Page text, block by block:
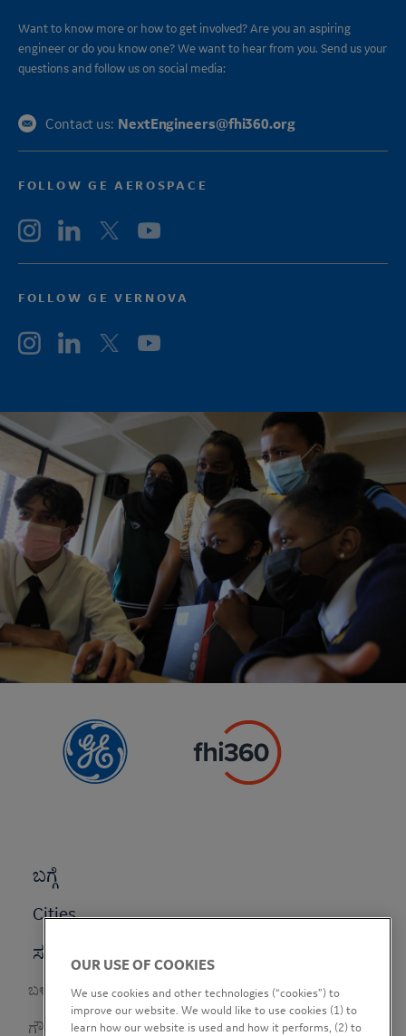
Want to know more or how to get involved? Are you an aspiring
engineer or do you know one? We want to hear from you. Send us your
questions and follow us on social media:
Contact us: NextEngineers@fhi360.org
FOLLOW GE AEROSPACE
FOLLOW GE VERNOVA
Footer
ಬಗ್ಗೆ
Cities
ಸುದ್ದಿ
Footer
secondary
ಬಳಕೆಯ ನಿಯಮಗಳು
ಗೌಪ್ಯತಾ ನೀತಿ
OUR USE OF COOKIES
We use cookies and other technologies (“cookies”) to
improve our website. We would like to use cookies (1) to
learn how our website is used and how it performs, (2) to